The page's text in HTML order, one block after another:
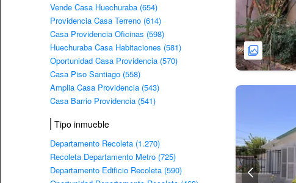
Vende Casa Huechuraba (654)
Providencia Casa Terreno (614)
Casa Providencia Oficinas (598)
Huechuraba Casa Habitaciones (581)
Oportunidad Casa Providencia (570)
Casa Piso Santiago (558)
Amplia Casa Providencia (543)
Casa Barrio Providencia (541)
Tipo inmueble
Departamento Recoleta (1.270)
Recoleta Departamento Metro (725)
Departamento Edificio Recoleta (590)